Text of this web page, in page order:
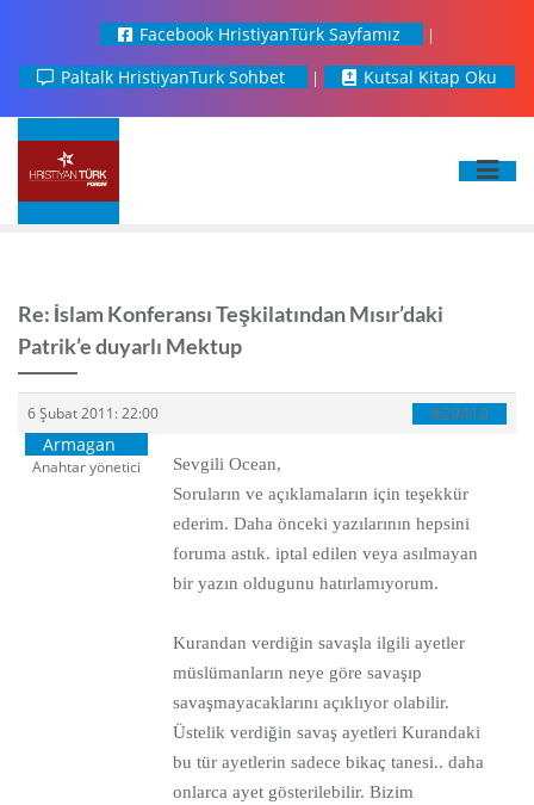
Facebook HristiyanTürk Sayfamız
Paltalk HristiyanTurk Sohbet
Kutsal Kitap Oku
Re: İslam Konferansı Teşkilatından Mısır’daki
Patrik’e duyarlı Mektup
6 Şubat 2011: 22:00
#29410
Armagan
Anahtar yönetici
Sevgili Ocean,
Soruların ve açıklamaların için teşekkür
ederim. Daha önceki yazılarının hepsini
foruma astık. iptal edilen veya asılmayan
bir yazın oldugunu hatırlamıyorum.
Kurandan verdiğin savaşla ilgili ayetler
müslümanların neye göre savaşıp
savaşmayacaklarını açıklıyor olabilir.
Üstelik verdiğin savaş ayetleri Kurandaki
bu tür ayetlerin sadece bikaç tanesi.. daha
onlarca ayet gösterilebilir. Bizim